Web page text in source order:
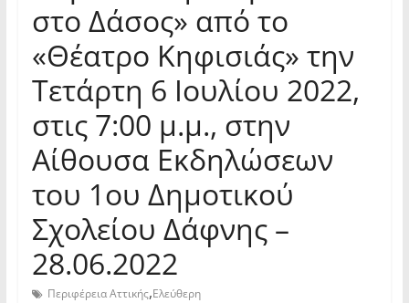
στο Δάσος» από το
«Θέατρο Κηφισιάς» την
Τετάρτη 6 Ιουλίου 2022,
στις 7:00 μ.μ., στην
Αίθουσα Εκδηλώσεων
του 1ου Δημοτικού
Σχολείου Δάφνης –
28.06.2022
Περιφέρεια Αττικής,Ελεύθερη